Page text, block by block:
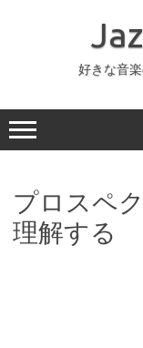
ッ
プ
好きな音
プロスペ
理解する